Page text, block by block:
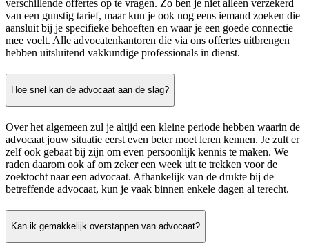
verschillende offertes op te vragen. Zo ben je niet alleen verzekerd
van een gunstig tarief, maar kun je ook nog eens iemand zoeken die
aansluit bij je specifieke behoeften en waar je een goede connectie
mee voelt. Alle advocatenkantoren die via ons offertes uitbrengen
hebben uitsluitend vakkundige professionals in dienst.
Hoe snel kan de advocaat aan de slag?
Over het algemeen zul je altijd een kleine periode hebben waarin de
advocaat jouw situatie eerst even beter moet leren kennen. Je zult er
zelf ook gebaat bij zijn om even persoonlijk kennis te maken. We
raden daarom ook af om zeker een week uit te trekken voor de
zoektocht naar een advocaat. Afhankelijk van de drukte bij de
betreffende advocaat, kun je vaak binnen enkele dagen al terecht.
Kan ik gemakkelijk overstappen van advocaat?